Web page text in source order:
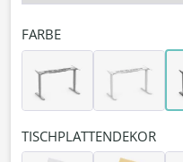
FARBE
TISCHPLATTENDEKOR